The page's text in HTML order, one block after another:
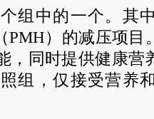
组中的一个。其
PMH）的减压项目
，同时提供健康营
组，仅接受营养